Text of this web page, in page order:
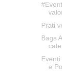
Prati
Bags
e